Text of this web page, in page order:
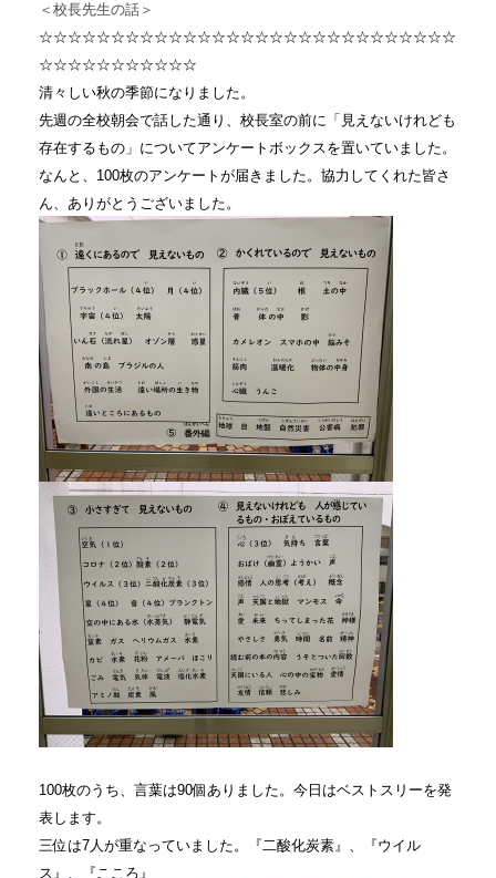
＜校長先生の話＞
☆☆☆☆☆☆☆☆☆☆☆☆☆☆☆☆☆☆☆☆☆☆☆☆☆☆☆☆☆
☆☆☆☆☆☆☆☆☆☆☆
清々しい秋の季節になりました。
先週の全校朝会で話した通り、 校長室の前に「見えないけれども
存在するもの」についてアンケートボックスを置いていました。
なんと、100枚のアンケートが届きました。協力してくれた皆さ
ん、 ありがとうございました。
100枚のうち、言葉は90個ありました。 今日はベストスリーを発
表します。
三位は7人が重なっていました。『二酸化炭素』、『ウイル
ス』、『こころ』